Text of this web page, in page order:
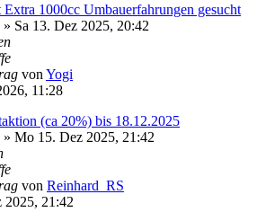
1000cc Umbauerfahrungen gesucht
» Sa 13. Dez 2025, 20:42
von Yogi
11:28
(ca 20%) bis 18.12.2025
» Mo 15. Dez 2025, 21:42
von Reinhard_RS
21:42